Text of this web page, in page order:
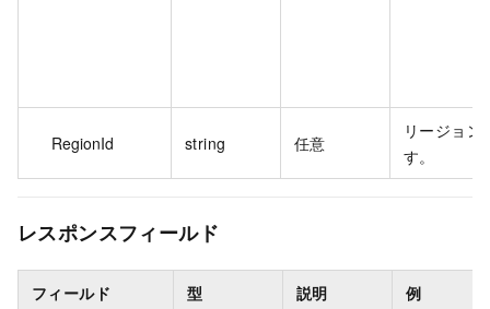
RegionId string 任意
リージョン
す。
レスポンスフィールド
フィールド 型 説明 例